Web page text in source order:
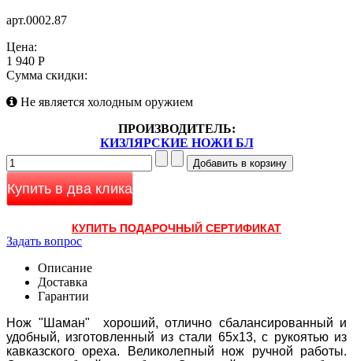
арт.0002.87
Цена:
1 940 Р
Сумма скидки:
Не является холодным оружием
ПРОИЗВОДИТЕЛЬ:
КИЗЛЯРСКИЕ НОЖИ БЛ
Купить в два клика
КУПИТЬ ПОДАРОЧНЫЙ СЕРТИФИКАТ
Задать вопрос
Описание
Доставка
Гарантии
Нож "Шаман" хороший, отлично сбалансированный и
удобный, изготовленный из стали 65х13, с рукоятью из
кавказского ореха. Великолепный нож ручной работы.